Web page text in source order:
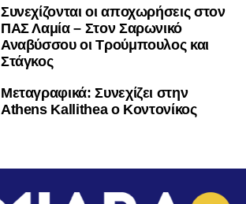
Συνεχίζονται οι αποχωρήσεις στον
ΠΑΣ Λαμία – Στον Σαρωνικό
Αναβύσσου οι Τρούμπουλος και
Στάγκος
Mεταγραφικά: Συνεχίζει στην
Athens Kallithea ο Κοντονίκος